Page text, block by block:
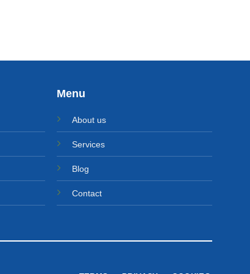
Menu
About us
Services
Blog
Contact